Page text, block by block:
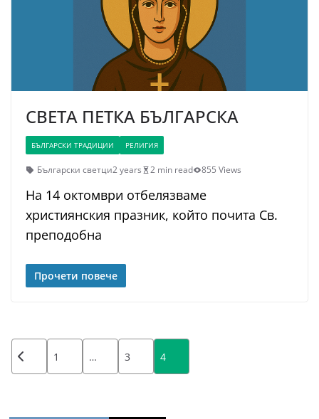
СВЕТА ПЕТКА БЪЛГАРСКА
БЪЛГАРСКИ ТРАДИЦИИ РЕЛИГИЯ
Български светци2 years 2 min read 855 Views
На 14 октомври отбелязваме
християнския празник, който почита Св.
преподобна
Прочети повече
Posts
pagination
1 … 3 4